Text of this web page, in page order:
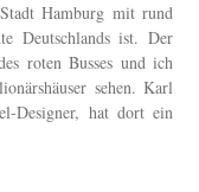
Hamburg mit rund
Deutschlands ist. Der
roten Busses und ich
sehen. Karl
Designer, hat dort ein